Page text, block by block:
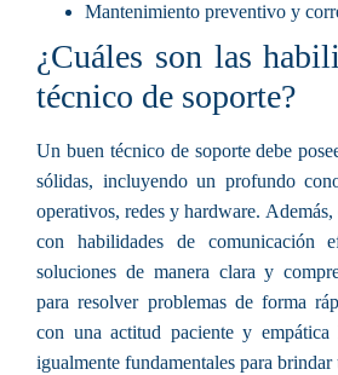
Mantenimiento preventivo y
¿Cuáles son las
técnico de soporte?
Un buen técnico de soporte debe
sólidas, incluyendo un profundo
operativos, redes y hardware. Además,
con habilidades de comunicación
soluciones de manera clara y
para resolver problemas de forma
con una actitud paciente y
igualmente fundamentales para